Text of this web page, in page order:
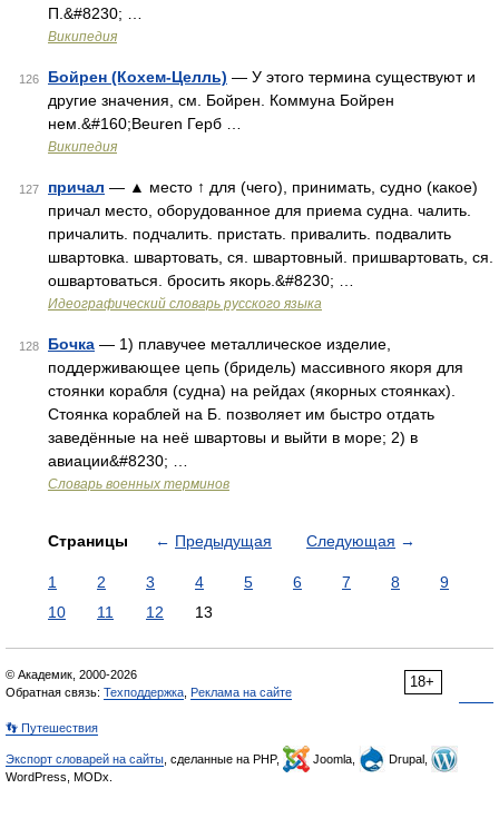
П.&#8230; …
Википедия
126 Бойрен (Кохем-Целль) — У этого термина существуют и
другие значения, см. Бойрен. Коммуна Бойрен
нем.&#160;Beuren Герб …
Википедия
127 причал — ▲ место ↑ для (чего), принимать, судно (какое)
причал место, оборудованное для приема судна. чалить.
причалить. подчалить. пристать. привалить. подвалить
швартовка. швартовать, ся. швартовный. пришвартовать, ся.
ошвартоваться. бросить якорь.&#8230; …
Идеографический словарь русского языка
128 Бочка — 1) плавучее металлическое изделие,
поддерживающее цепь (бридель) массивного якоря для
стоянки корабля (судна) на рейдах (якорных стоянках).
Стоянка кораблей на Б. позволяет им быстро отдать
заведённые на неё швартовы и выйти в море; 2) в
авиации&#8230; …
Словарь военных терминов
Страницы ← Предыдущая Следующая →
1 2 3 4 5 6 7 8
9
10
11 12 13
18+
© Академик, 2000-2026
Обратная связь: Техподдержка Реклама на сайте
👣 Путешествия
Экспорт словарей на сайты , сделанные на PHP, Joomla,
Drupal,
WordPress, MODx.